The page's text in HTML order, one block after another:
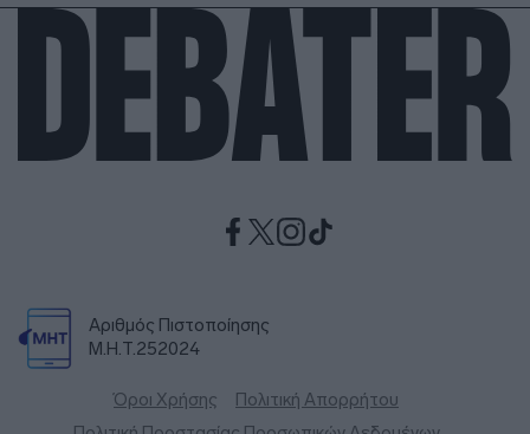
Αριθμός Πιστοποίησης
Μ.Η.Τ.252024
Όροι Χρήσης
Πολιτική Απορρήτου